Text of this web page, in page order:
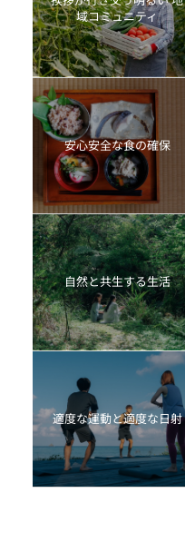
域コミュニティ
安心安全な食の確保
自然と共生する生活
適度な運動と適度な日射